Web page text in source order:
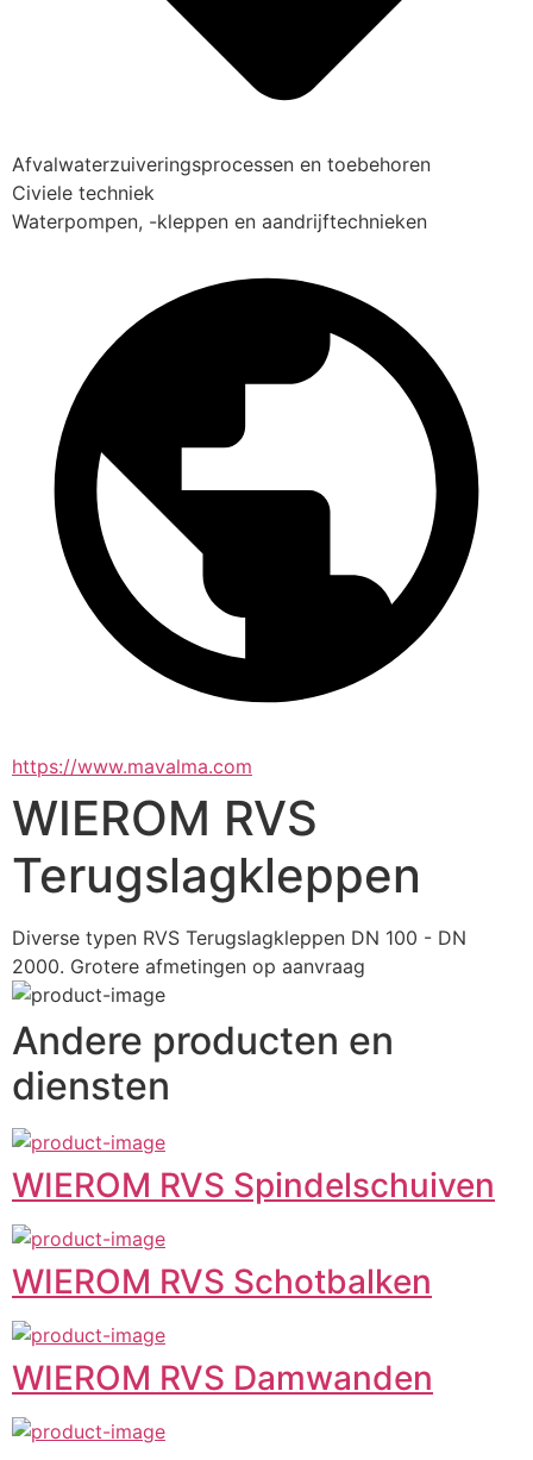
Afvalwaterzuiveringsprocessen en toebehoren
Civiele techniek
Waterpompen, -kleppen en aandrijftechnieken
https://www.mavalma.com
WIEROM RVS
Terugslagkleppen
Diverse typen RVS Terugslagkleppen DN 100 - DN
2000. Grotere afmetingen op aanvraag
Andere producten en
diensten
WIEROM RVS Spindelschuiven
WIEROM RVS Schotbalken
WIEROM RVS Damwanden